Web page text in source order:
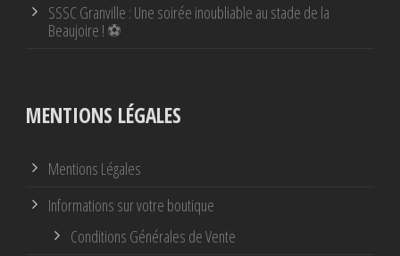
SSSC Granville : Une soirée inoubliable au stade de la
Beaujoire ! ⚽
MENTIONS LÉGALES
Mentions Légales
Informations sur votre boutique
Conditions Générales de Vente